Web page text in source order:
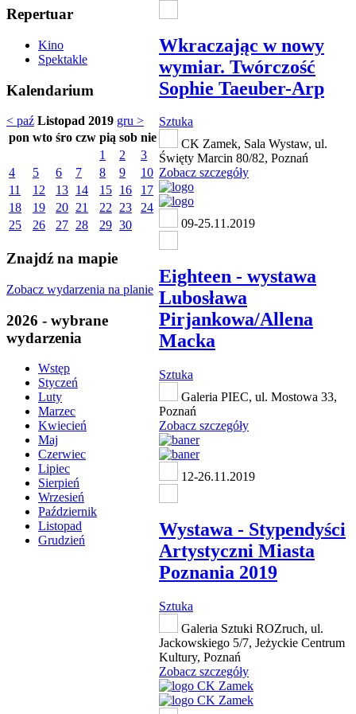
Repertuar
Kino
Spektakle
Kalendarium
< paź Listopad 2019 gru >
pon wto śro czw pią sob nie
1
2
3
4
5 6 7 8 9
10
11
12 13 14 15 16
17
18
19 20 21 22 23
24
25
26 27 28 29 30
Znajdź na mapie
Zobacz wydarzenia na planie
2026 - wybrane
wydarzenia
Wstęp
Styczeń
Luty
Marzec
Kwiecień
Maj
Czerwiec
Lipiec
Sierpień
Wrzesień
Październik
Listopad
Grudzień
Wkraczając w nowy
wymiar. Twórczość
Sophie Taeuber-Arp
Sztuka
CK Zamek, Sala Wystaw, ul.
Święty Marcin 80/82, Poznań
Zobacz szczegóły
09-25.11.2019
Eighteen - wystawa
Lubosława
Pirjankowa/Allena
Macka
Sztuka
Galeria PIEC, ul. Mostowa 33,
Poznań
Zobacz szczegóły
12-26.11.2019
Wystawa - Stypendyści
Artystyczni Miasta
Poznania 2019
Sztuka
Galeria Sztuki ROZruch, ul.
Jackowskiego 5/7, Jeżyckie Centrum
Kultury, Poznań
Zobacz szczegóły